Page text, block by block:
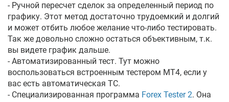
- Ручной пересчет сделок за определенный период по
графику. Этот метод достаточно трудоемкий и долгий
и может отбить любое желание что-либо тестировать.
Так же довольно сложно остаться объективным, т.к.
вы видете график дальше.
- Автоматизированный тест. Тут можно
воспользоваться встроенным тестером МТ4, если у
вас есть автоматическая ТС.
- Специализированная программа Forex Tester 2. Она